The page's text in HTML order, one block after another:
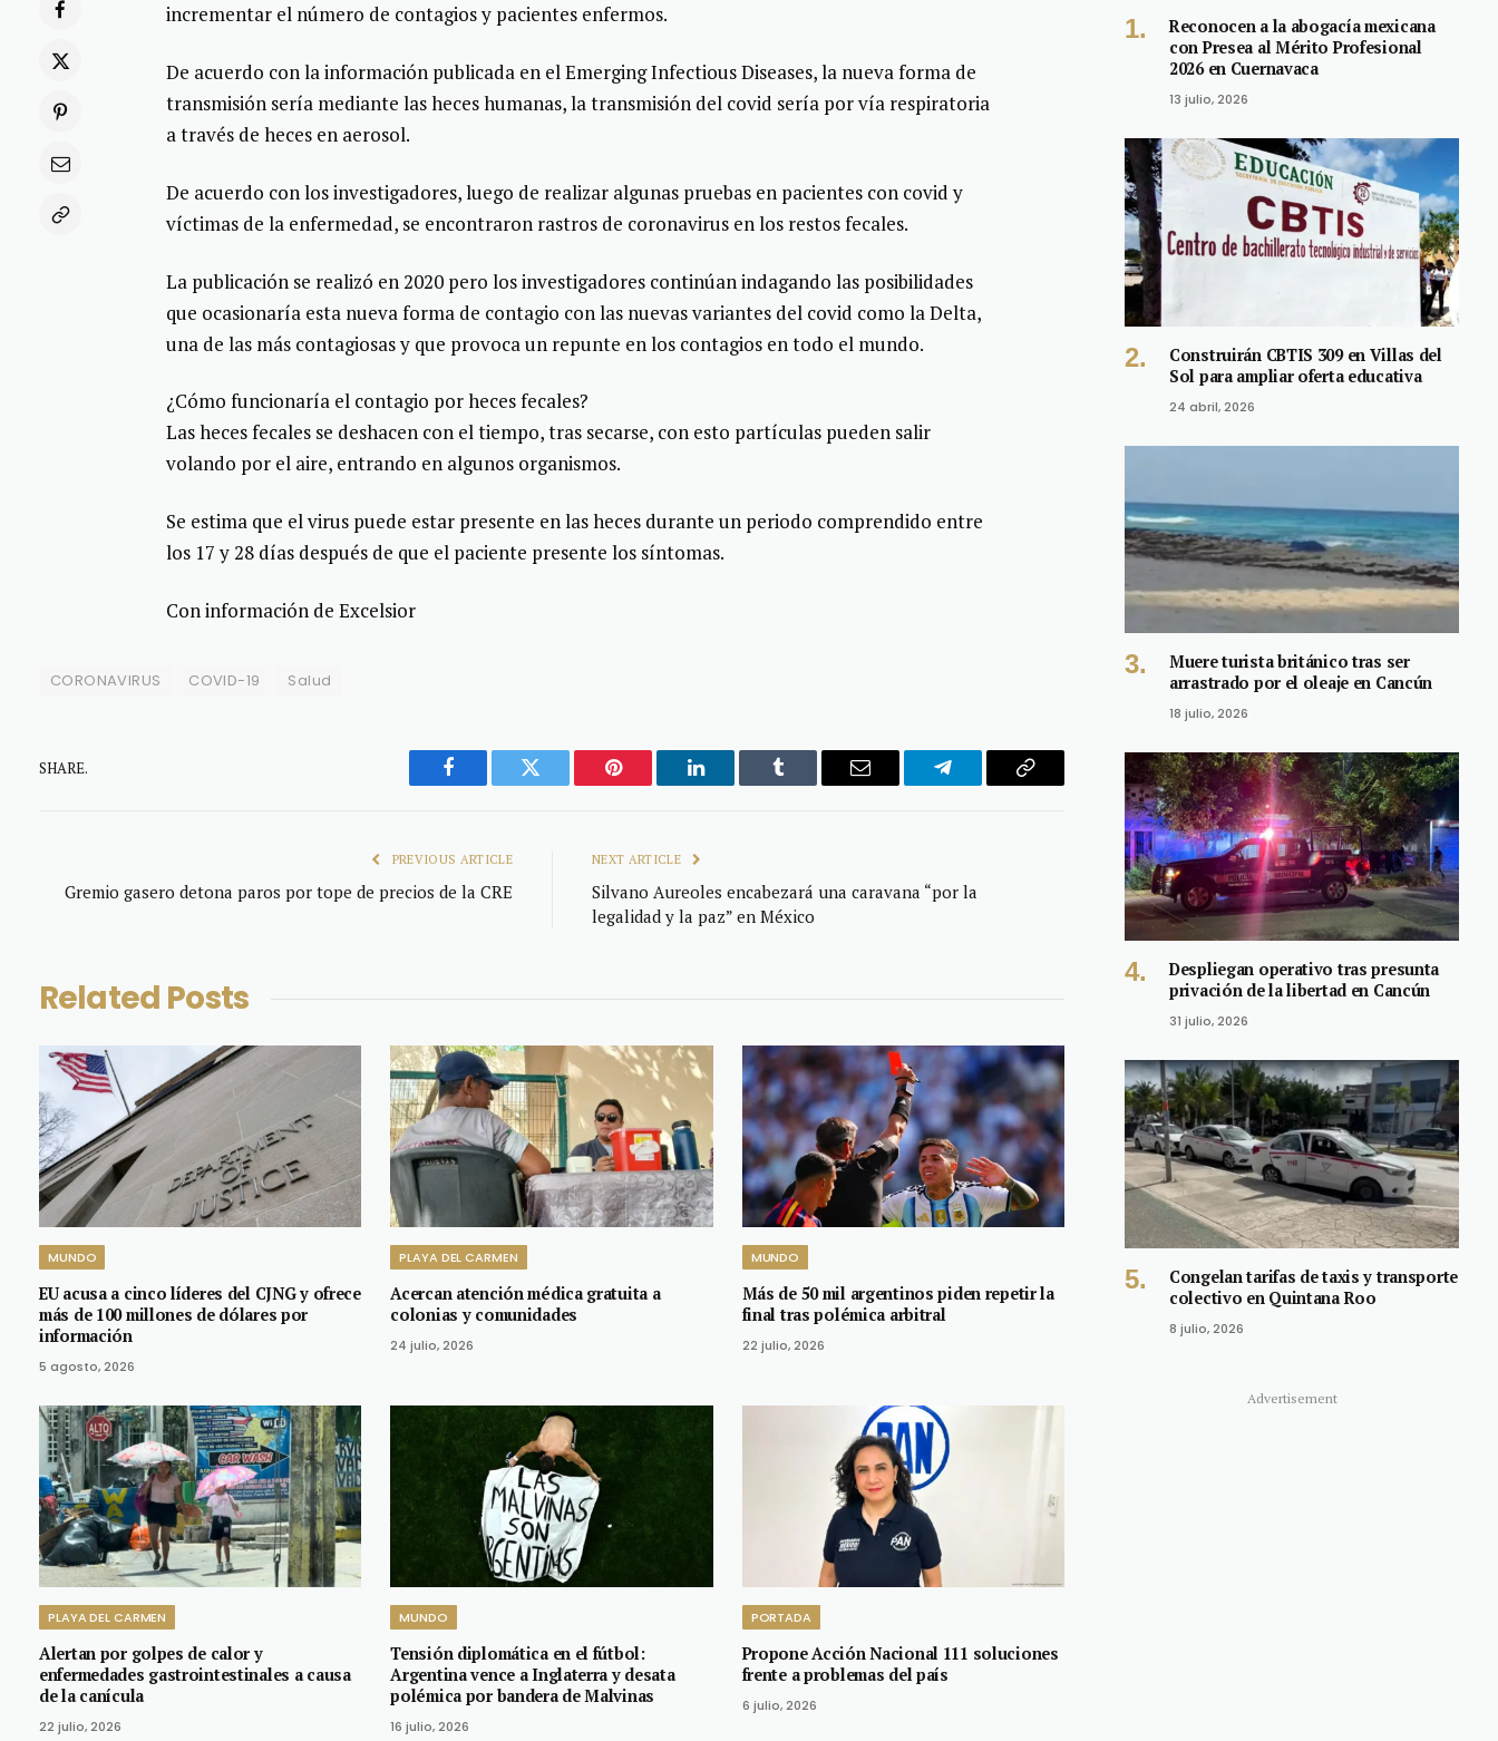
incrementar el número de contagios y pacientes enfermos.
De acuerdo con la información publicada en el Emerging Infectious Diseases, la nueva forma de
transmisión sería mediante las heces humanas, la transmisión del covid sería por vía respiratoria
a través de heces en aerosol.
De acuerdo con los investigadores, luego de realizar algunas pruebas en pacientes con covid y
víctimas de la enfermedad, se encontraron rastros de coronavirus en los restos fecales.
La publicación se realizó en 2020 pero los investigadores continúan indagando las posibilidades
que ocasionaría esta nueva forma de contagio con las nuevas variantes del covid como la Delta,
una de las más contagiosas y que provoca un repunte en los contagios en todo el mundo.
¿Cómo funcionaría el contagio por heces fecales?
Las heces fecales se deshacen con el tiempo, tras secarse, con esto partículas pueden salir
volando por el aire, entrando en algunos organismos.
Se estima que el virus puede estar presente en las heces durante un periodo comprendido entre
los 17 y 28 días después de que el paciente presente los síntomas.
Con información de Excelsior
CORONAVIRUS COVID-19 Salud
SHARE.
Facebook Twitter Pinterest LinkedIn Tumblr Email Telegram Copy
PREVIOUS ARTICLE
Gremio gasero detona paros por tope de precios de la CRE
NEXT ARTICLE
Silvano Aureoles encabezará una caravana “por la
legalidad y la paz” en México
Related Posts
MUNDO
EU acusa a cinco líderes del CJNG y ofrece
más de 100 millones de dólares por
información
5 agosto, 2026
PLAYA DEL CARMEN
Acercan atención médica gratuita a
colonias y comunidades
24 julio, 2026
MUNDO
Más de 50 mil argentinos piden repetir la
final tras polémica arbitral
22 julio, 2026
PLAYA DEL CARMEN
Alertan por golpes de calor y
enfermedades gastrointestinales a causa
de la canícula
22 julio, 2026
MUNDO
Tensión diplomática en el fútbol:
Argentina vence a Inglaterra y desata
polémica por bandera de Malvinas
16 julio, 2026
PORTADA
Propone Acción Nacional 111 soluciones
frente a problemas del país
6 julio, 2026
Reconocen a la abogacía mexicana
con Presea al Mérito Profesional
2026 en Cuernavaca
13 julio, 2026
Construirán CBTIS 309 en Villas del
Sol para ampliar oferta educativa
24 abril, 2026
Muere turista británico tras ser
arrastrado por el oleaje en Cancún
18 julio, 2026
Despliegan operativo tras presunta
privación de la libertad en Cancún
31 julio, 2026
Congelan tarifas de taxis y transporte
colectivo en Quintana Roo
8 julio, 2026
Advertisement